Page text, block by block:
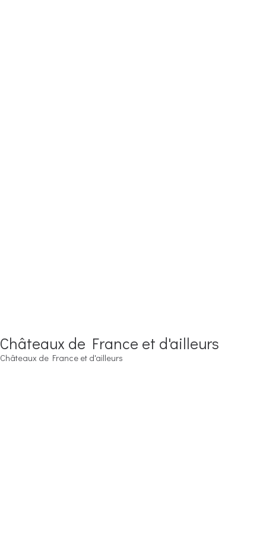
Châteaux de France et d'ailleurs
Châteaux de France et d'ailleurs